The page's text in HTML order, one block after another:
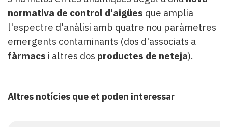
normativa de control d'aigües que amplia
l'espectre d'anàlisi amb quatre nou paràmetres
emergents contaminants (dos d'associats a
fàrmacs i altres dos productes de neteja).
Altres notícies que et poden interessar